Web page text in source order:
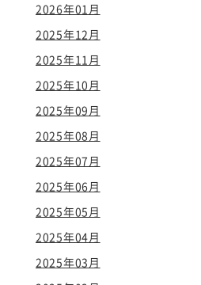
2026年01月
2025年12月
2025年11月
2025年10月
2025年09月
2025年08月
2025年07月
2025年06月
2025年05月
2025年04月
2025年03月